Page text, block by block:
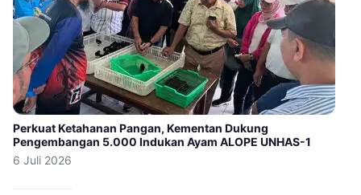
Perkuat Ketahanan Pangan, Kementan Dukung
Pengembangan 5.000 Indukan Ayam ALOPE UNHAS-1
6 Juli 2026